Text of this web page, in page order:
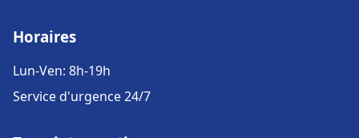
Horaires
Lun-Ven: 8h-19h
Service d'urgence 24/7